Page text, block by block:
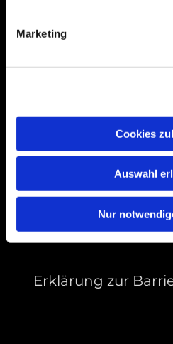
Marketing
Cookies
Auswahl
Nur
Bitte akzeptieren Sie
Accept
Erklärung zur